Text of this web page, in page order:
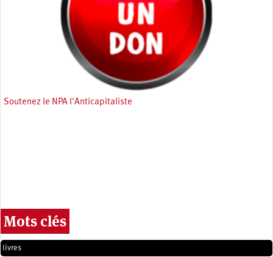
Soutenez le NPA l'Anticapitaliste
Mots clés
livres